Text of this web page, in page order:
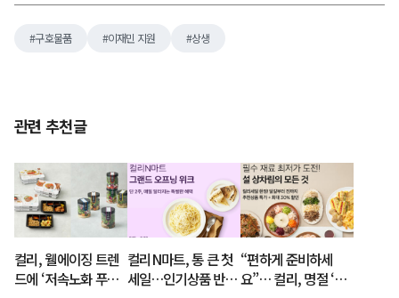
구호물품 이재민 지원 상생
관련 추천글
컬리, 웰에이징 트렌
드에 ‘저속노화 푸드’
컬리N마트, 통 큰 첫
세일…인기상품 반값
“편하게 준비하세
요”… 컬리, 명절 ‘상